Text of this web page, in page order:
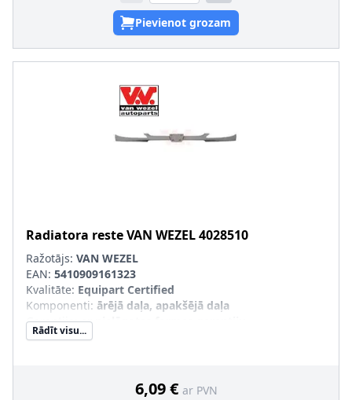
Pievienot grozam
Radiatora resteVAN WEZEL4028510
Ražotājs: VAN WEZEL
EAN: 5410909161323
Kvalitāte: Equipart Certified
Komponenti: ārējā daļa, apakšējā daļa
Garantija:ar pielāgotas formas garantiju
SVHC:Nesatur SVHC vielas!
Rādīt visu...
6,09 € ar PVN